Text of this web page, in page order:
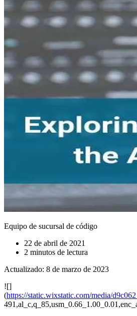
Equipo de sucursal de código
22 de abril de 2021
2 minutos de lectura
Actualizado: 8 de marzo de 2023
![]
(https://static.wixstatic.com/media/